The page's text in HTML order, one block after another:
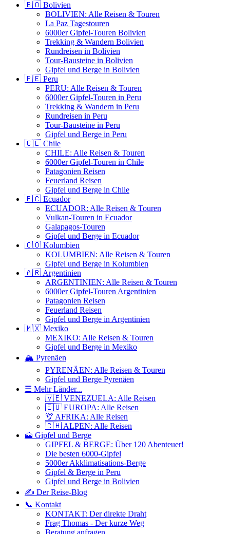
🇧🇴 Bolivien
BOLIVIEN: Alle Reisen & Touren
La Paz Tagestouren
6000er Gipfel-Touren Bolivien
Trekking & Wandern Bolivien
Rundreisen in Bolivien
Tour-Bausteine in Bolivien
Gipfel und Berge in Bolivien
🇵🇪 Peru
PERU: Alle Reisen & Touren
6000er Gipfel-Touren in Peru
Trekking & Wandern in Peru
Rundreisen in Peru
Tour-Bausteine in Peru
Gipfel und Berge in Peru
🇨🇱 Chile
CHILE: Alle Reisen & Touren
6000er Gipfel-Touren in Chile
Patagonien Reisen
Feuerland Reisen
Gipfel und Berge in Chile
🇪🇨 Ecuador
ECUADOR: Alle Reisen & Touren
Vulkan-Touren in Ecuador
Galapagos-Touren
Gipfel und Berge in Ecuador
🇨🇴 Kolumbien
KOLUMBIEN: Alle Reisen & Touren
Gipfel und Berge in Kolumbien
🇦🇷 Argentinien
ARGENTINIEN: Alle Reisen & Touren
6000er Gipfel-Touren Argentinien
Patagonien Reisen
Feuerland Reisen
Gipfel und Berge in Argentinien
🇲🇽 Mexiko
MEXIKO: Alle Reisen & Touren
Gipfel und Berge in Mexiko
🏔️ Pyrenäen
PYRENÄEN: Alle Reisen & Touren
Gipfel und Berge Pyrenäen
☰ Mehr Länder...
🇻🇪 VENEZUELA: Alle Reisen
🇪🇺 EUROPA: Alle Reisen
🦒 AFRIKA: Alle Reisen
🇨🇭 ALPEN: Alle Reisen
🗻 Gipfel und Berge
GIPFEL & BERGE: Über 120 Abenteuer!
Die besten 6000-Gipfel
5000er Akklimatisations-Berge
Gipfel & Berge in Peru
Gipfel und Berge in Bolivien
✍️ Der Reise-Blog
📞 Kontakt
KONTAKT: Der direkte Draht
Frag Thomas - Der kurze Weg
Beratung anfragen